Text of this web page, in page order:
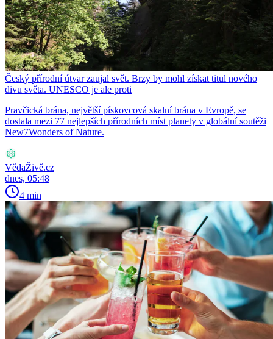
Český přírodní útvar zaujal svět. Brzy by mohl získat titul nového
divu světa. UNESCO je ale proti
Pravčická brána, největší pískovcová skalní brána v Evropě, se
dostala mezi 77 nejlepších přírodních míst planety v globální soutěži
New7Wonders of Nature.
VědaŽivě.cz
dnes, 05:48
4 min